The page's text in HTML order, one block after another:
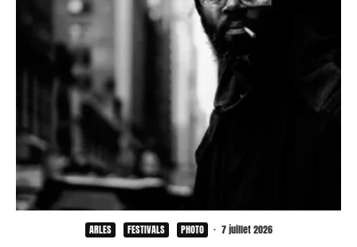
ARLES FESTIVALS PHOTO · 7 juillet 2026